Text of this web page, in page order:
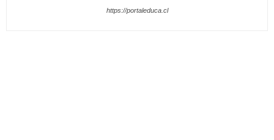
https://portaleduca.cl